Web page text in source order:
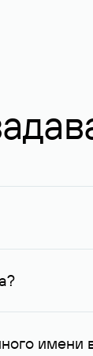
и у
данные,
имени